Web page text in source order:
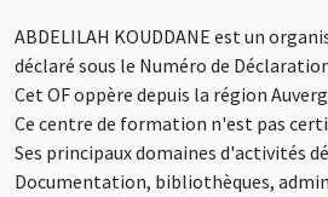
ABDELILAH KOUDDANE est un
déclaré sous le Numéro de
Cet OF oppère depuis la région
Ce centre de formation n'est pas
Ses principaux domaines d'activités
Documentation, bibliothèques,